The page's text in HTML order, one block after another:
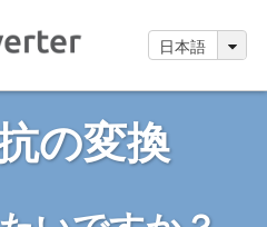
日本語
の変換